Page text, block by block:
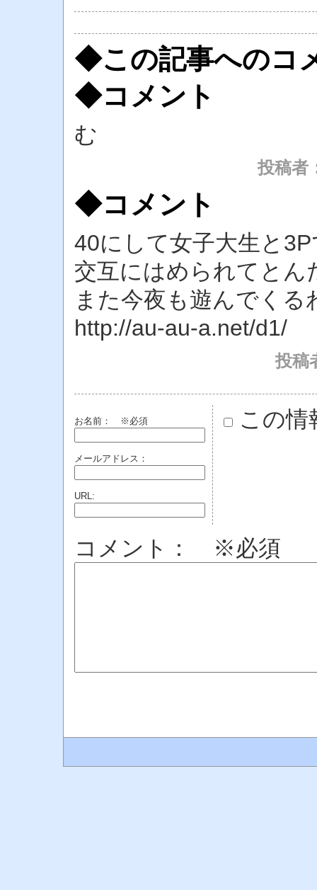
◆この記事へのコ
◆コメント
む
投稿者
◆コメント
40にして女子大生と
交互にはめられてとん
また今夜も遊んでくる
http://au-au-a.net/d1/
投稿
お名前： ※必須
メールアドレス：
URL:
この情
コメント： ※必須